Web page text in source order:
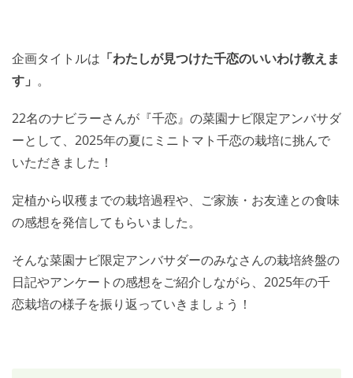
企画タイトルは 「わたしが見つけた千恋のいいわけ教えま
す」 。
22名のナビラーさんが『千恋』の菜園ナビ限定アンバサダ
ーとして、2025年の夏にミニトマト千恋の栽培に挑んで
いただきました！
定植から収穫までの栽培過程や、ご家族・お友達との食味
の感想を発信してもらいました。
そんな菜園ナビ限定アンバサダーのみなさんの栽培終盤の
日記やアンケートの感想をご紹介しながら、2025年の千
恋栽培の様子を振り返っていきましょう！